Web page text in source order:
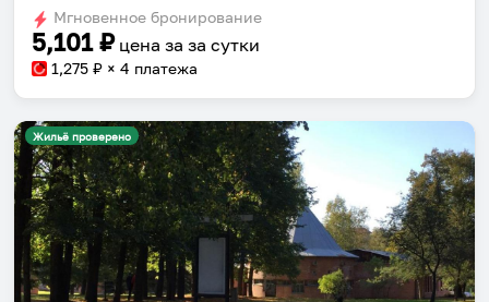
Мгновенное бронирование
5,101₽ цена за за сутки
1,275 ₽ × 4 платежа
Жильё проверено